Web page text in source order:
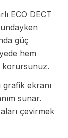
ECO DECT
güç
hem
korursunuz.
grafik ekranı
sunar.
çevirmek